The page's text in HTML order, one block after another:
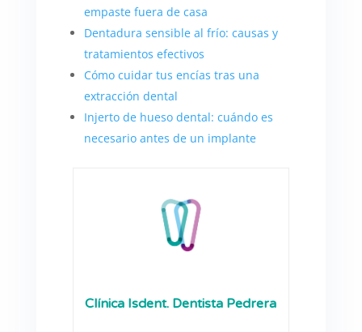
empaste fuera de casa
Dentadura sensible al frío: causas y
tratamientos efectivos
Cómo cuidar tus encías tras una
extracción dental
Injerto de hueso dental: cuándo es
necesario antes de un implante
Clínica Isdent. Dentista Pedrera